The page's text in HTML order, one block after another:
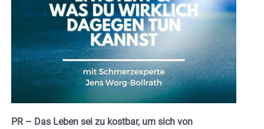
PR – Das Leben sei zu kostbar, um sich von